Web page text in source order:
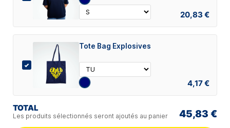
20,83 €
Tote Bag Explosives
4,17 €
TOTAL
Les produits sélectionnés seront ajoutés au panier 45,83 €